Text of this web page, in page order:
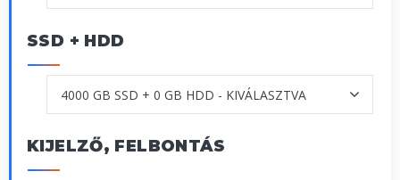
SSD + HDD
KIJELZŐ, FELBONTÁS